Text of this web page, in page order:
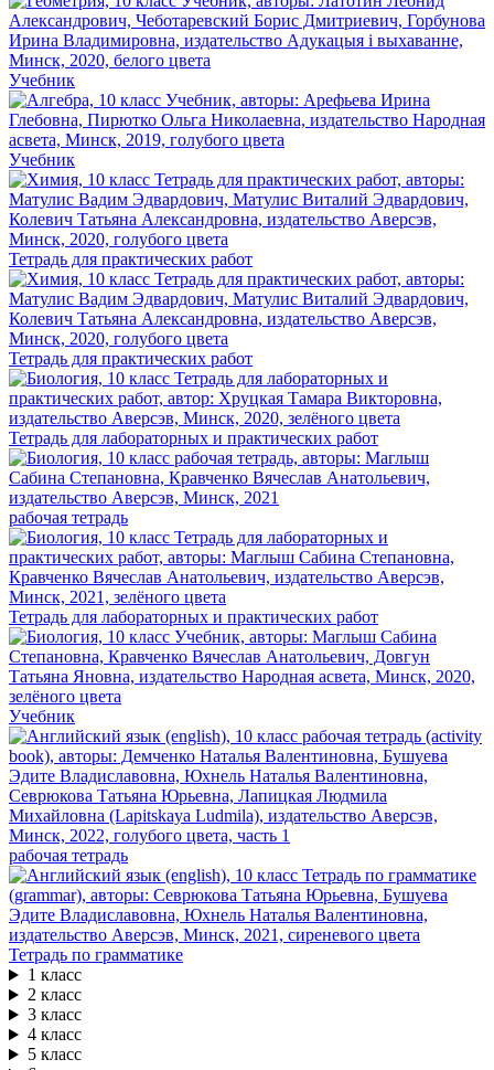
Учебник
Учебник
Тетрадь для практических работ
Тетрадь для практических работ
Тетрадь для лабораторных и практических работ
рабочая тетрадь
Тетрадь для лабораторных и практических работ
Учебник
рабочая тетрадь
Тетрадь по грамматике
1 класс
2 класс
3 класс
4 класс
5 класс